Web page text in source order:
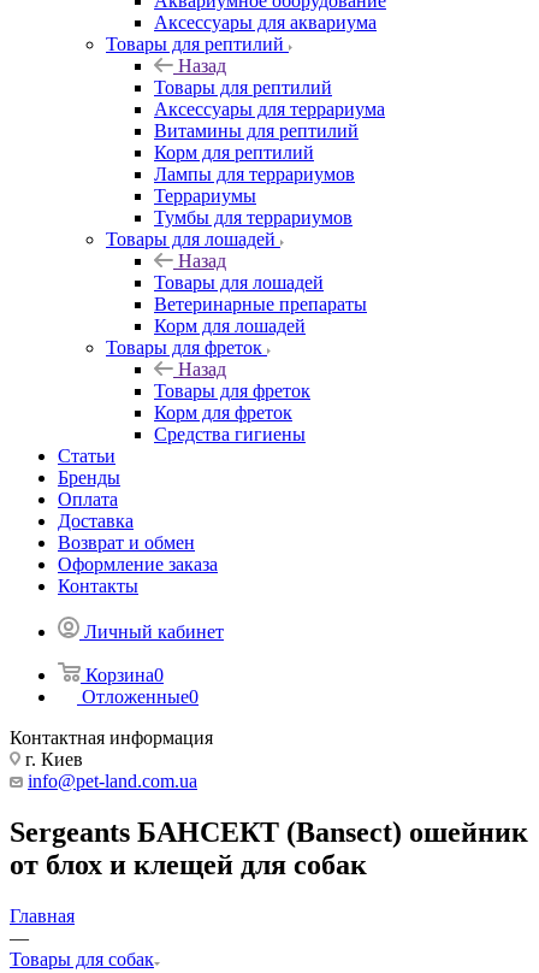
Аксессуары для аквариума
Товары для рептилий
Назад
Товары для рептилий
Аксессуары для террариума
Витамины для рептилий
Корм для рептилий
Лампы для террариумов
Террариумы
Тумбы для террариумов
Товары для лошадей
Назад
Товары для лошадей
Ветеринарные препараты
Корм для лошадей
Товары для фреток
Назад
Товары для фреток
Корм для фреток
Средства гигиены
Статьи
Бренды
Оплата
Доставка
Возврат и обмен
Оформление заказа
Контакты
Личный кабинет
Корзина0
Отложенные0
Контактная информация
г. Киев
info@pet-land.com.ua
Sergeants БАНСЕКТ (Bansect) ошейник
от блох и клещей для собак
Главная
—
Товары для собак